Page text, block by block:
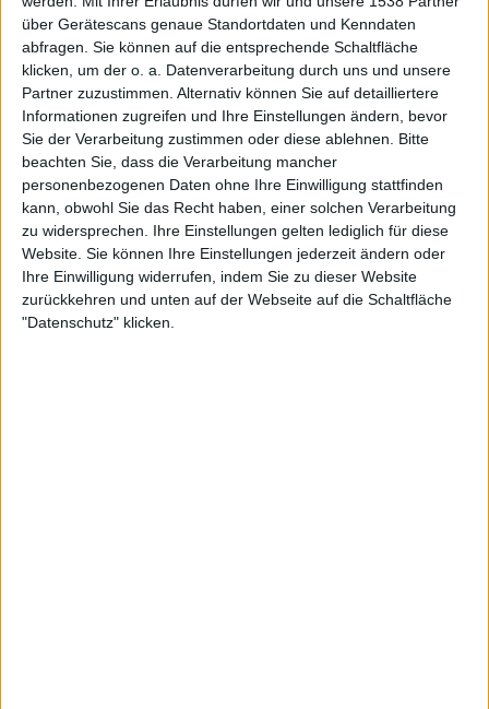
werden. Mit Ihrer Erlaubnis dürfen wir und unsere 1538 Partner
über Gerätescans genaue Standortdaten und Kenndaten
abfragen. Sie können auf die entsprechende Schaltfläche
klicken, um der o. a. Datenverarbeitung durch uns und unsere
Partner zuzustimmen. Alternativ können Sie auf detailliertere
Informationen zugreifen und Ihre Einstellungen ändern, bevor
Sie der Verarbeitung zustimmen oder diese ablehnen. Bitte
beachten Sie, dass die Verarbeitung mancher
personenbezogenen Daten ohne Ihre Einwilligung stattfinden
kann, obwohl Sie das Recht haben, einer solchen Verarbeitung
zu widersprechen. Ihre Einstellungen gelten lediglich für diese
Website. Sie können Ihre Einstellungen jederzeit ändern oder
Ihre Einwilligung widerrufen, indem Sie zu dieser Website
zurückkehren und unten auf der Webseite auf die Schaltfläche
"Datenschutz" klicken.
Geier - Geleit